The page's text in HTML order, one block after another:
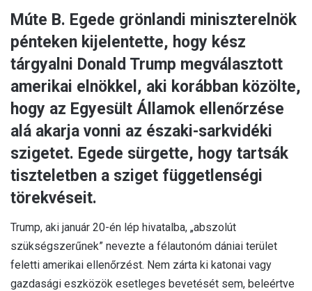
Múte B. Egede grönlandi miniszterelnök
pénteken kijelentette, hogy kész
tárgyalni Donald Trump megválasztott
amerikai elnökkel, aki korábban közölte,
hogy az Egyesült Államok ellenőrzése
alá akarja vonni az északi-sarkvidéki
szigetet. Egede sürgette, hogy tartsák
tiszteletben a sziget függetlenségi
törekvéseit.
Trump, aki január 20-én lép hivatalba, „abszolút
szükségszerűnek” nevezte a félautonóm dániai terület
feletti amerikai ellenőrzést. Nem zárta ki katonai vagy
gazdasági eszközök esetleges bevetését sem, beleértve